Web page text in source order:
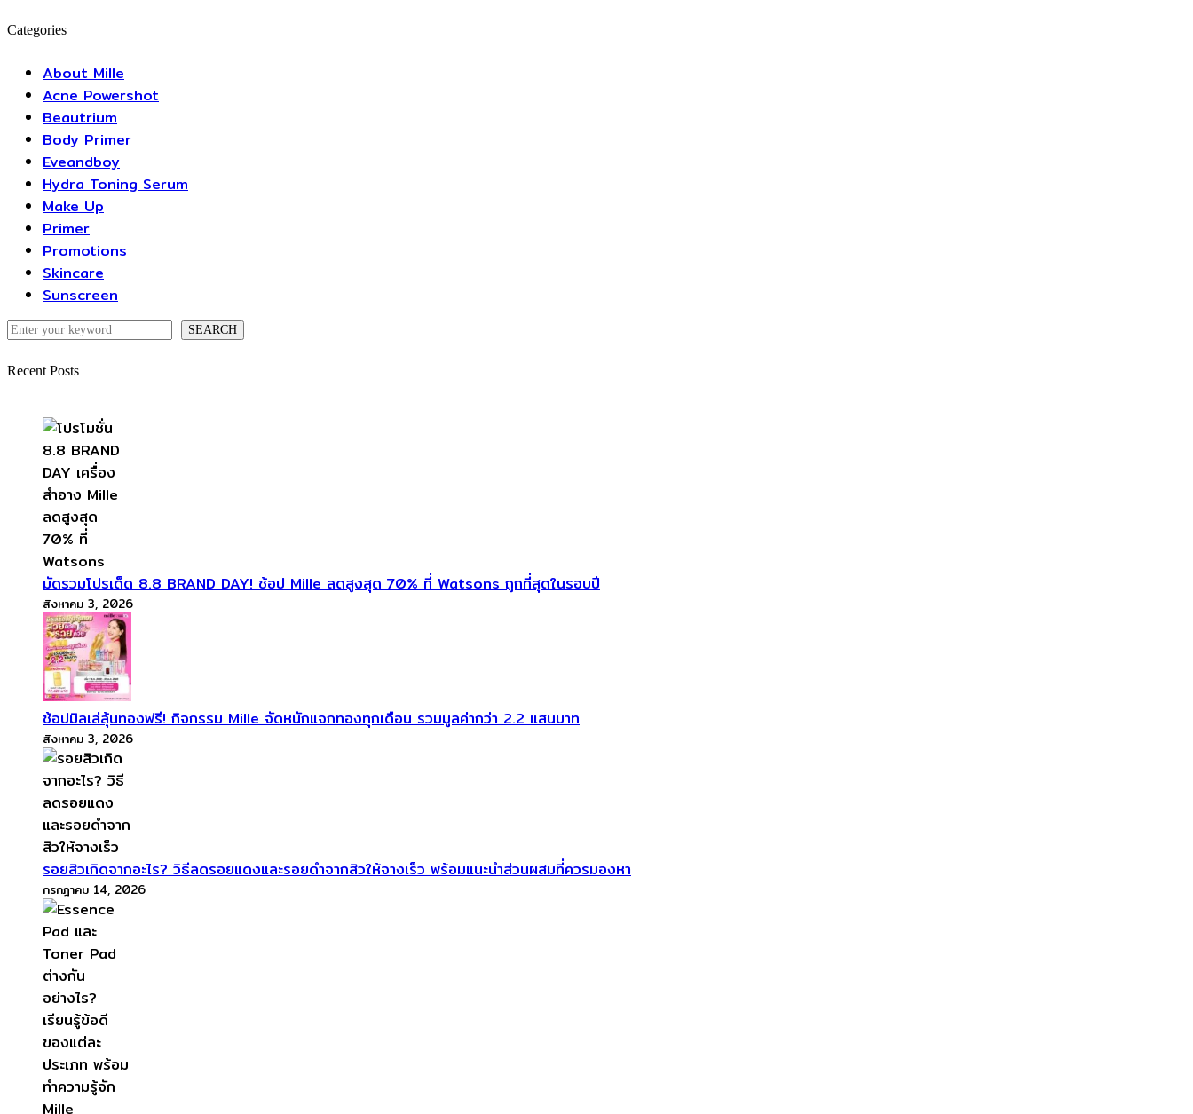
Categories
About Mille
Acne Powershot
Beautrium
Body Primer
Eveandboy
Hydra Toning Serum
Make Up
Primer
Promotions
Skincare
Sunscreen
SEARCH
Recent Posts
มัดรวมโปรเด็ด 8.8 BRAND DAY! ช้อป Mille ลดสูงสุด 70% ที่ Watsons ถูกที่สุดในรอบปี
สิงหาคม 3, 2026
ช้อปมิลเล่ลุ้นทองฟรี! กิจกรรม Mille จัดหนักแจกทองทุกเดือน รวมมูลค่ากว่า 2.2 แสนบาท
สิงหาคม 3, 2026
รอยสิวเกิดจากอะไร? วิธีลดรอยแดงและรอยดำจากสิวให้จางเร็ว พร้อมแนะนำส่วนผสมที่ควรมองหา
กรกฎาคม 14, 2026